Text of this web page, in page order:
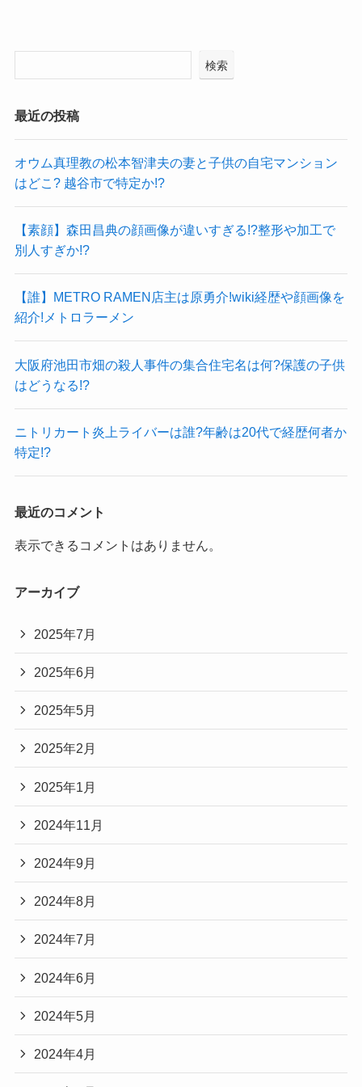
検索
最近の投稿
オウム真理教の松本智津夫の妻と子供の自宅マンション
はどこ? 越谷市で特定か!?
【素顔】森田昌典の顔画像が違いすぎる!?整形や加工で
別人すぎか!?
【誰】METRO RAMEN店主は原勇介!wiki経歴や顔画像を
紹介!メトロラーメン
大阪府池田市畑の殺人事件の集合住宅名は何?保護の子供
はどうなる!?
ニトリカート炎上ライバーは誰?年齢は20代で経歴何者か
特定!?
最近のコメント
表示できるコメントはありません。
アーカイブ
2025年7月
2025年6月
2025年5月
2025年2月
2025年1月
2024年11月
2024年9月
2024年8月
2024年7月
2024年6月
2024年5月
2024年4月